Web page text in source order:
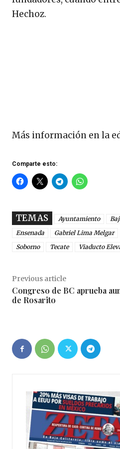
Hechoz.
Más información en la
Comparte esto:
TEMAS Ayuntamiento
Ensenada
Gabriel Lima Melgar
Soborno
Tecate Viaducto
Previous article
Congreso de BC aprueba
de Rosarito